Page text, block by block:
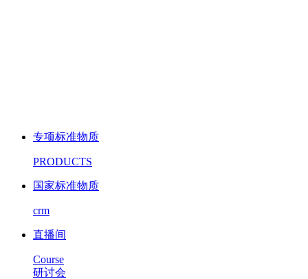
专项标准物质
PRODUCTS
国家标准物质
crm
直播间
Course
研讨会